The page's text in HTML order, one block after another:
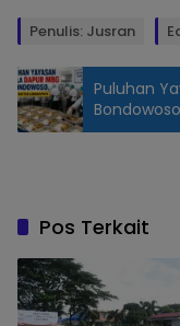
Penulis: Jusran
Nusantara)
Puluhan
Pos Terkait